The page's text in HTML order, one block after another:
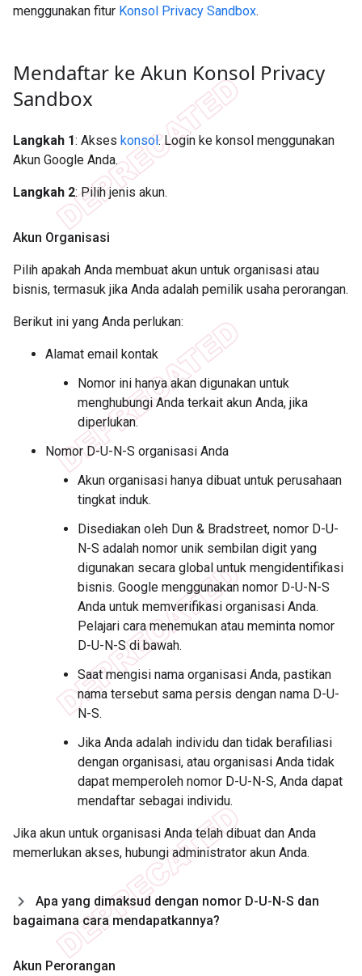
menggunakan fitur Konsol Privacy Sandbox.
Mendaftar ke Akun Konsol Privacy
Sandbox
Langkah 1: Akses konsol. Login ke konsol menggunakan
Akun Google Anda.
Langkah 2: Pilih jenis akun.
Akun Organisasi
Pilih apakah Anda membuat akun untuk organisasi atau
bisnis, termasuk jika Anda adalah pemilik usaha perorangan.
Berikut ini yang Anda perlukan:
Alamat email kontak
Nomor ini hanya akan digunakan untuk
menghubungi Anda terkait akun Anda, jika
diperlukan.
Nomor D-U-N-S organisasi Anda
Akun organisasi hanya dibuat untuk perusahaan
tingkat induk.
Disediakan oleh Dun & Bradstreet, nomor D-U-
N-S adalah nomor unik sembilan digit yang
digunakan secara global untuk mengidentifikasi
bisnis. Google menggunakan nomor D-U-N-S
Anda untuk memverifikasi organisasi Anda.
Pelajari cara menemukan atau meminta nomor
D-U-N-S di bawah.
Saat mengisi nama organisasi Anda, pastikan
nama tersebut sama persis dengan nama D-U-
N-S.
Jika Anda adalah individu dan tidak berafiliasi
dengan organisasi, atau organisasi Anda tidak
dapat memperoleh nomor D-U-N-S, Anda dapat
mendaftar sebagai individu.
Jika akun untuk organisasi Anda telah dibuat dan Anda
memerlukan akses, hubungi administrator akun Anda.
Apa yang dimaksud dengan nomor D-U-N-S dan
bagaimana cara mendapatkannya?
Akun Perorangan